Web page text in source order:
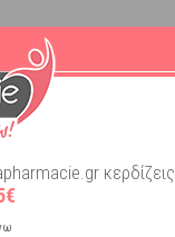
κερδίζεις